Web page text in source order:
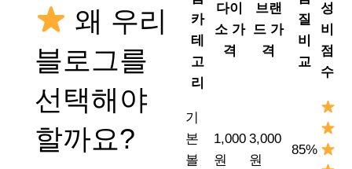
왜 우리
블로그를
선택해야
할까요?
카
테
고
리
다이
소 가
격
브랜
드 가
격
질
비
교
성
비
점
수
기
본
볼
1,000
원
3,000
원
85%